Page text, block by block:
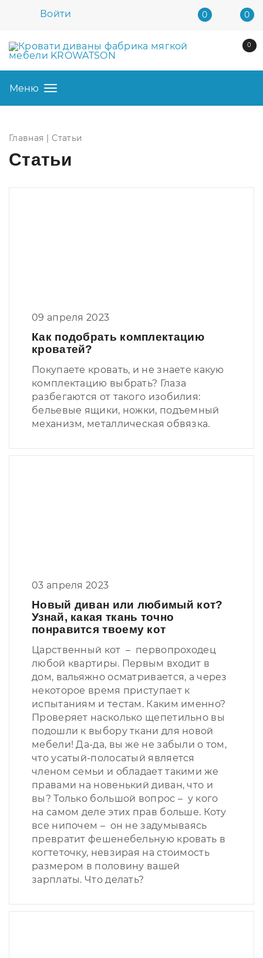
Войти 0 0
0
Меню
Главная Статьи
Статьи
09 апреля 2023
Как подобрать комплектацию
кроватей?
Покупаете кровать, и не знаете какую
комплектацию выбрать? Глаза
разбегаются от такого изобилия:
бельевые ящики, ножки, подъемный
механизм, металлическая обвязка.
03 апреля 2023
Новый диван или любимый кот?
Узнай, какая ткань точно
понравится твоему кот
Царственный кот – первопроходец
любой квартиры. Первым входит в
дом, вальяжно осматривается, а через
некоторое время приступает к
испытаниям и тестам. Каким именно?
Проверяет насколько щепетильно вы
подошли к выбору ткани для новой
мебели! Да-да, вы же не забыли о том,
что усатый-полосатый является
членом семьи и обладает такими же
правами на новенький диван, что и
вы? Только большой вопрос – у кого
на самом деле этих прав больше. Коту
все нипочем – он не задумываясь
превратит фешенебельную кровать в
когтеточку, невзирая на стоимость
размером в половину вашей
зарплаты. Что делать?